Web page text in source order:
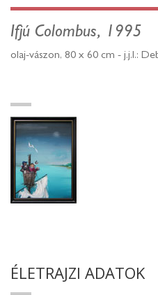
Ifjú Colombus, 1995
olaj-vászon, 80 x 60 cm - j.j.l.:
ÉLETRAJZI ADATOK